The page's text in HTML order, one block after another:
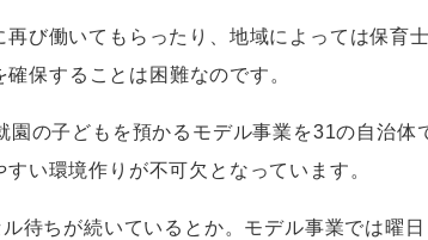
び働いてもらったり、地域によっては保育
保することは困難なのです。
園の子どもを預かるモデル事業を31の自治体
い環境作りが不可欠となっています。
待ちが続いているとか。モデル事業では曜日